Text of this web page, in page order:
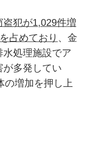
盗犯が1,029件増
占めており 、金
水処理施設でア
が多発してい
の増加を押し上